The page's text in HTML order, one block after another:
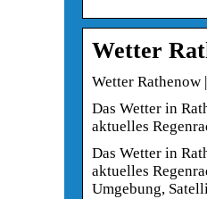
Wetter
Wetter Rathenow
Das Wetter in
aktuelles
Das Wetter in
aktuelles
Umgebung,